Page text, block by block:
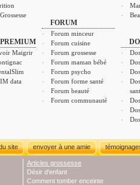
Maigrir
data
FORUM
Forum minceur
Forum cuisine
Forum grossesse
Forum maman bébé
Forum psycho
Forum forme santé
Forum beauté
Forum communauté
site envoyer à une amie
Articles grossesse
Désir d'enfant
Comment tomber enceinte